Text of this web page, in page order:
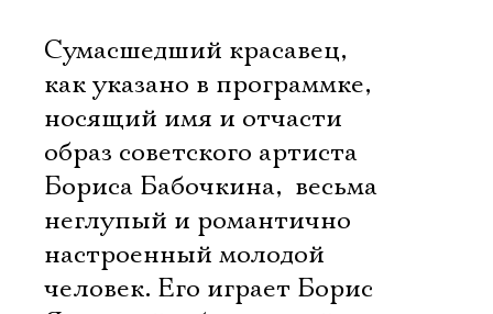
Сумасшедший красавец,
как указано в программке,
носящий имя и отчасти
образ советского артиста
Бориса Бабочкина,  весьма
неглупый и романтично
настроенный молодой
человек. Его играет Борис